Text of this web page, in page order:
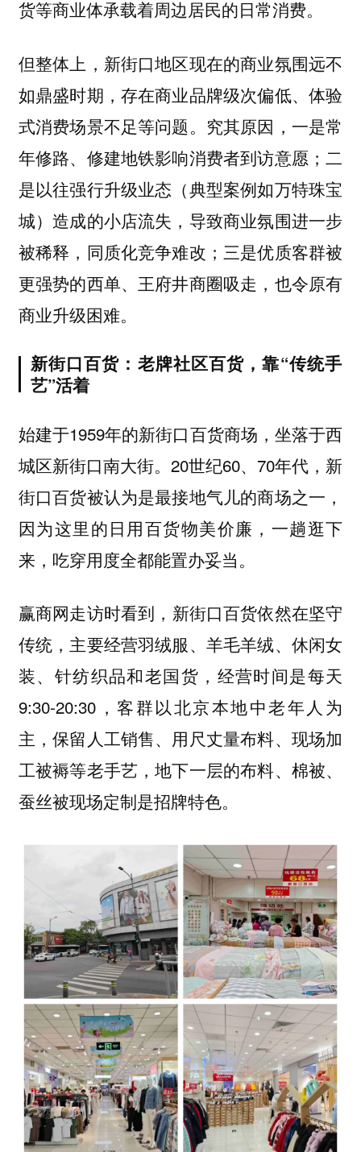
货等商业体承载着周边居民的日常消费。
但整体上，新街口地区现在的商业氛围远不
如鼎盛时期，存在商业品牌级次偏低、体验
式消费场景不足等问题。究其原因，一是常
年修路、修建地铁影响消费者到访意愿；二
是以往强行升级业态（典型案例如万特珠宝
城）造成的小店流失，导致商业氛围进一步
被稀释，同质化竞争难改；三是优质客群被
更强势的西单、王府井商圈吸走，也令原有
商业升级困难。
新街口百货：老牌社区百货，靠“传统手
艺”活着
始建于1959年的新街口百货商场，坐落于西
城区新街口南大街。20世纪60、70年代，新
街口百货被认为是最接地气儿的商场之一，
因为这里的日用百货物美价廉，一趟逛下
来，吃穿用度全都能置办妥当。
赢商网走访时看到， 新街口百货依然在坚守
传统，主要经营羽绒服、羊毛羊绒、休闲女
装、针纺织品和老国货 ，经营时间是每天
9:30-20:30，客群以北京本地中老年人为
主，保留人工销售、用尺丈量布料、现场加
工被褥等老手艺，地下一层的布料、棉被、
蚕丝被现场定制是招牌特色。